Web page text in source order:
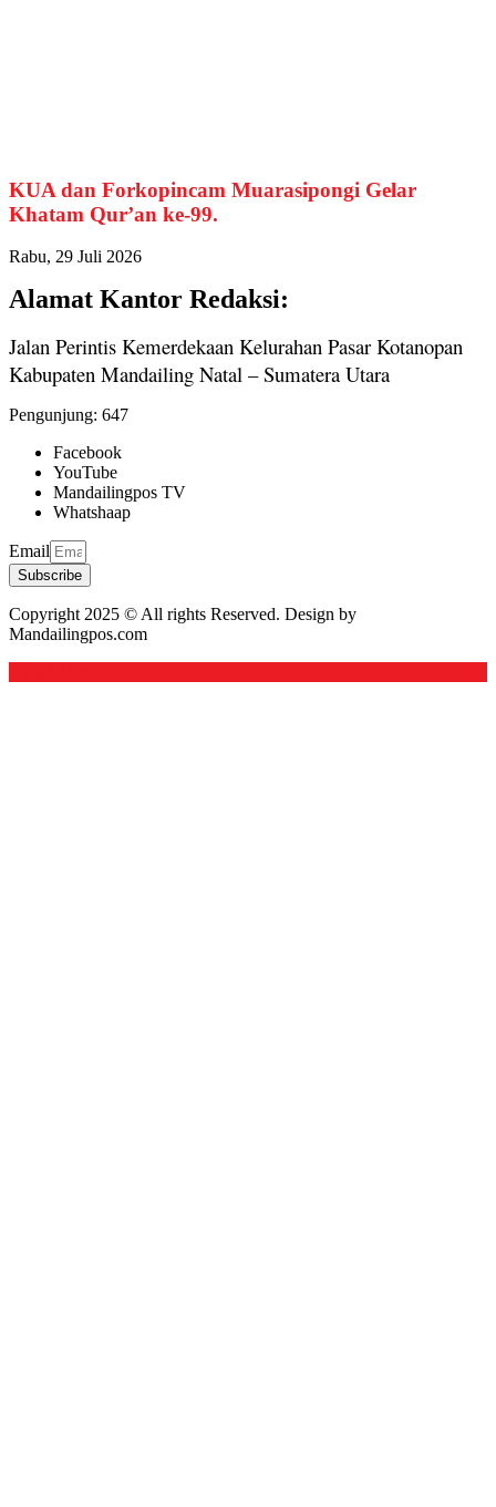
KUA dan Forkopincam Muarasipongi Gelar
Khatam Qur’an ke-99.
Rabu, 29 Juli 2026
Alamat Kantor Redaksi:
Jalan Perintis Kemerdekaan Kelurahan Pasar Kotanopan
Kabupaten Mandailing Natal – Sumatera Utara
Pengunjung: 647
Facebook
YouTube
Mandailingpos TV
Whatshaap
Email
Subscribe
Copyright 2025 © All rights Reserved. Design by
Mandailingpos.com